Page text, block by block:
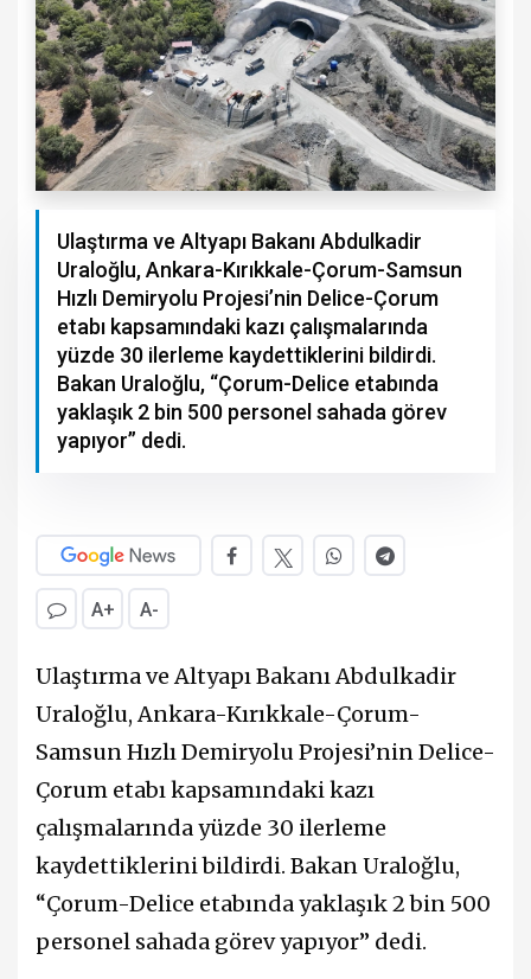
Ulaştırma ve Altyapı Bakanı Abdulkadir
Uraloğlu, Ankara-Kırıkkale-Çorum-Samsun
Hızlı Demiryolu Projesi’nin Delice-Çorum
etabı kapsamındaki kazı çalışmalarında
yüzde 30 ilerleme kaydettiklerini bildirdi.
Bakan Uraloğlu, “Çorum-Delice etabında
yaklaşık 2 bin 500 personel sahada görev
yapıyor” dedi.
A+ A-
Ulaştırma ve Altyapı Bakanı Abdulkadir
Uraloğlu, Ankara-Kırıkkale-Çorum-
Samsun Hızlı Demiryolu Projesi’nin Delice-
Çorum etabı kapsamındaki kazı
çalışmalarında yüzde 30 ilerleme
kaydettiklerini bildirdi. Bakan Uraloğlu,
“Çorum-Delice etabında yaklaşık 2 bin 500
personel sahada görev yapıyor” dedi.